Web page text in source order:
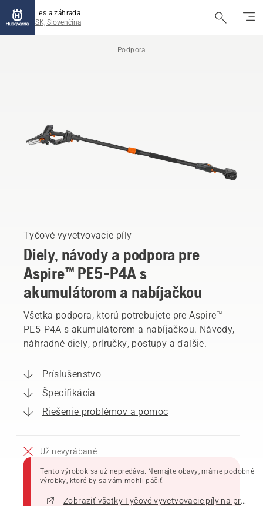
Les a záhrada
SK, Slovenčina
Podpora
Tyčové vyvetvovacie píly
Diely, návody a podpora pre
Aspire™ PE5-P4A s
akumulátorom a nabíjačkou
Všetka podpora, ktorú potrebujete pre Aspire™
PE5-P4A s akumulátorom a nabíjačkou. Návody,
náhradné diely, príručky, postupy a ďalšie.
Príslušenstvo
Špecifikácia
Riešenie problémov a pomoc
Už nevyrábané
Tento výrobok sa už nepredáva. Nemajte obavy, máme podobné
výrobky, ktoré by sa vám mohli páčiť.
Zobraziť všetky Tyčové vyvetvovacie píly na predaj